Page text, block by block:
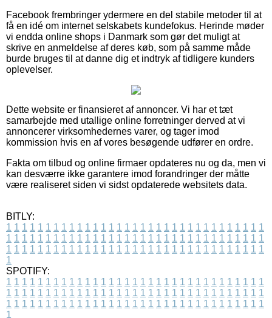
Facebook frembringer ydermere en del stabile metoder til at
få en idé om internet selskabets kundefokus. Herinde møder
vi endda online shops i Danmark som gør det muligt at
skrive en anmeldelse af deres køb, som på samme måde
burde bruges til at danne dig et indtryk af tidligere kunders
oplevelser.
Dette website er finansieret af annoncer. Vi har et tæt
samarbejde med utallige online forretninger derved at vi
annoncerer virksomhedernes varer, og tager imod
kommission hvis en af vores besøgende udfører en ordre.
Fakta om tilbud og online firmaer opdateres nu og da, men vi
kan desværre ikke garantere imod forandringer der måtte
være realiseret siden vi sidst opdaterede websitets data.
BITLY:
1 1 1 1 1 1 1 1 1 1 1 1 1 1 1 1 1 1 1 1 1 1 1 1 1 1 1 1 1 1 1 1 1
1 1 1 1 1 1 1 1 1 1 1 1 1 1 1 1 1 1 1 1 1 1 1 1 1 1 1 1 1 1 1 1 1
1 1 1 1 1 1 1 1 1 1 1 1 1 1 1 1 1 1 1 1 1 1 1 1 1 1 1 1 1 1 1 1 1
1
SPOTIFY:
1 1 1 1 1 1 1 1 1 1 1 1 1 1 1 1 1 1 1 1 1 1 1 1 1 1 1 1 1 1 1 1 1
1 1 1 1 1 1 1 1 1 1 1 1 1 1 1 1 1 1 1 1 1 1 1 1 1 1 1 1 1 1 1 1 1
1 1 1 1 1 1 1 1 1 1 1 1 1 1 1 1 1 1 1 1 1 1 1 1 1 1 1 1 1 1 1 1 1
1